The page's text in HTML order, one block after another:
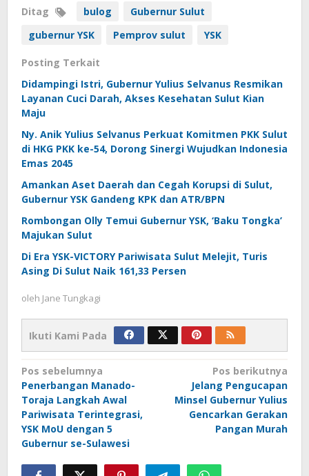
Ditag bulog
Gubernur Sulut
gubernur YSK
Pemprov sulut YSK
Posting Terkait
Didampingi Istri, Gubernur Yulius Selvanus Resmikan
Layanan Cuci Darah, Akses Kesehatan Sulut Kian
Maju
Ny. Anik Yulius Selvanus Perkuat Komitmen PKK Sulut
di HKG PKK ke-54, Dorong Sinergi Wujudkan Indonesia
Emas 2045
Amankan Aset Daerah dan Cegah Korupsi di Sulut,
Gubernur YSK Gandeng KPK dan ATR/BPN
Rombongan Olly Temui Gubernur YSK, ‘Baku Tongka’
Majukan Sulut
Di Era YSK-VICTORY Pariwisata Sulut Melejit, Turis
Asing Di Sulut Naik 161,33 Persen
oleh Jane Tungkagi
Ikuti Kami Pada
Navigasi
pos
Pos sebelumnya
Penerbangan Manado-
Toraja Langkah Awal
Pariwisata Terintegrasi,
YSK MoU dengan 5
Gubernur se-Sulawesi
Pos berikutnya
Jelang Pengucapan
Minsel Gubernur Yulius
Gencarkan Gerakan
Pangan Murah